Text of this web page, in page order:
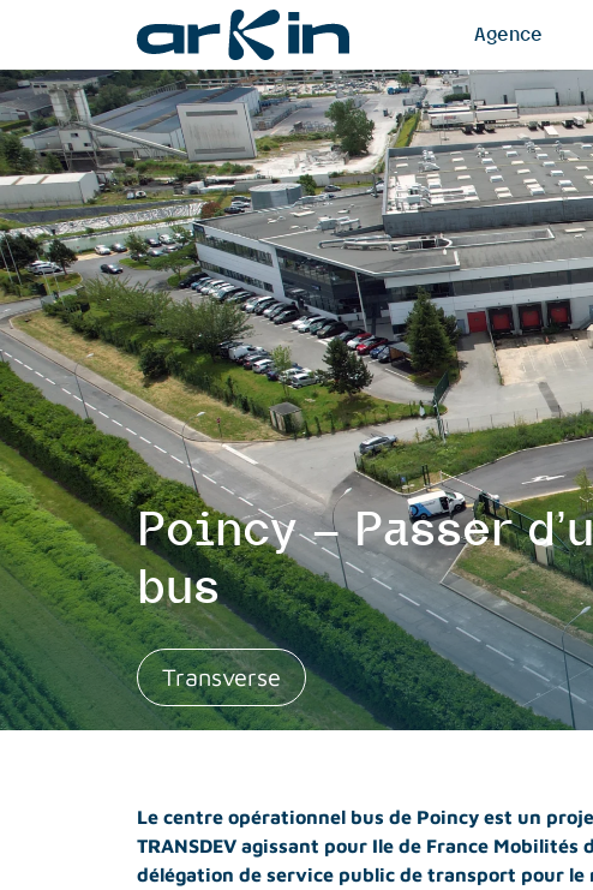
Agence
Poincy – Passer
bus
Transverse
Le centre opérationnel bus de Poincy est un
TRANSDEV agissant pour Ile de France Mobilités
délégation de service public de transport pour le